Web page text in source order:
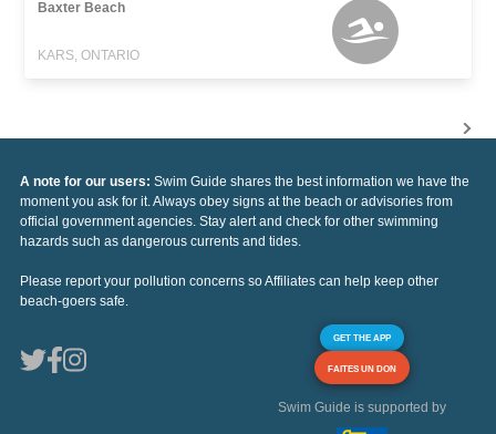
Baxter Beach
KARS, ONTARIO
A note for our users: Swim Guide shares the best information we have the
moment you ask for it. Always obey signs at the beach or advisories from
official government agencies. Stay alert and check for other swimming
hazards such as dangerous currents and tides.
Please report your pollution concerns so Affiliates can help keep other
beach-goers safe.
GET THE APP
FAITES UN DON
Swim Guide is supported by